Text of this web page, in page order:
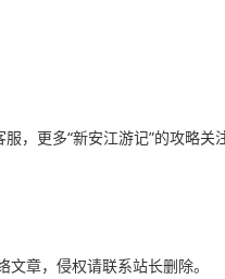
服，更多“新安江游记”的攻
章，侵权请联系站长删除。